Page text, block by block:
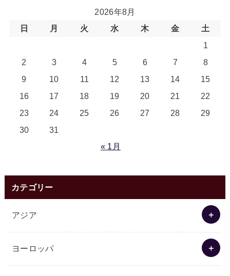
2026年8月
日
月 火 水 木 金
土
1
2
3 4 5 6 7
8
9
10 11 12 13 14
15
16
17 18 19 20 21
22
23
24 25 26 27 28
29
30
31
« 1月
カテゴリー
アジア
ヨーロッパ